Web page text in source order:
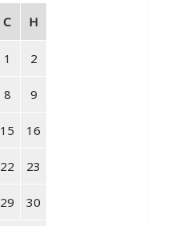
С Н
1 2
8 9
15 16
22 23
29 30